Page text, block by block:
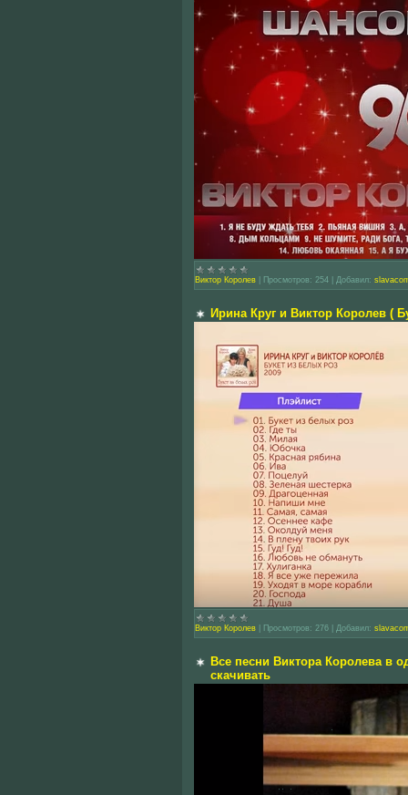
Виктор Королев Просмотров: 254 Добавил:
Ирина Круг и Виктор Королев (
Виктор Королев Просмотров: 276 Добавил:
Все песни Виктора Королева в
скачивать